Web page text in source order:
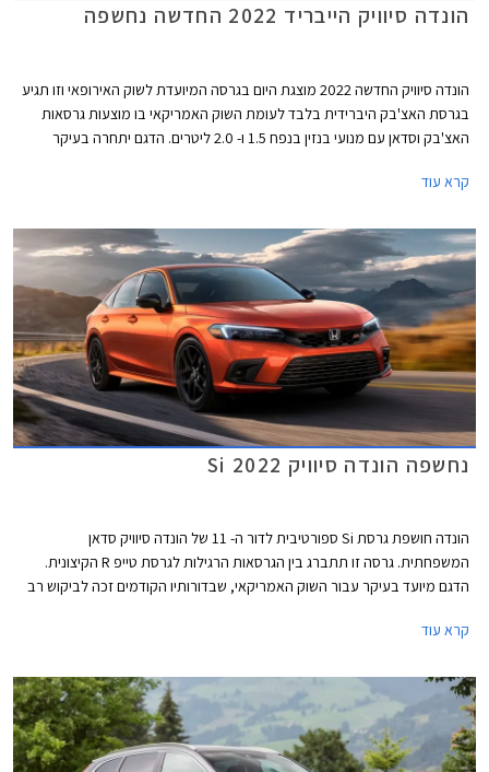
הונדה סיוויק הייבריד 2022 החדשה נחשפה
הונדה סיוויק החדשה 2022 מוצגת היום בגרסה המיועדת לשוק האירופאי וזו תגיע
בגרסת האצ'בק היברידית בלבד לעומת השוק האמריקאי בו מוצעות גרסאות
האצ'בק וסדאן עם מנועי בנזין בנפח 1.5 ו- 2.0 ליטרים. הדגם יתחרה בעיקר
הייבריד תהיה יקרה יותר בהתאם.
קרא עוד
נחשפה הונדה סיוויק Si 2022
הונדה חושפת גרסת Si ספורטיבית לדור ה- 11 של הונדה סיוויק סדאן
המשפחתית. גרסה זו תתברג בין הגרסאות הרגילות לגרסת טייפ R הקיצונית.
הדגם מיועד בעיקר עבור השוק האמריקאי, שבדורותיו הקודמים זכה לביקוש רב
קרא עוד